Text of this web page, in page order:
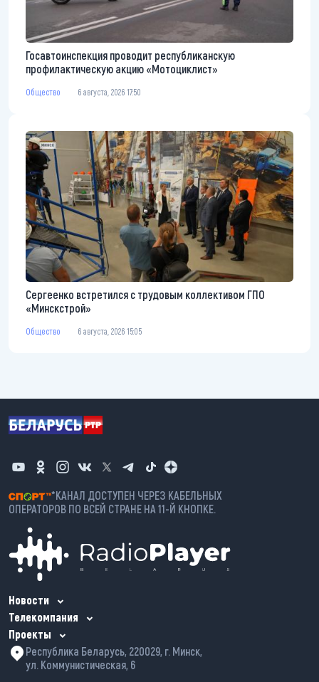
Госавтоинспекция проводит республиканскую
профилактическую акцию «Мотоциклист»
Общество 6 августа, 2026 17:50
Сергеенко встретился с трудовым коллективом ГПО
«Минскстрой»
Общество 6 августа, 2026 15:05
*КАНАЛ ДОСТУПЕН ЧЕРЕЗ КАБЕЛЬНЫХ
ОПЕРАТОРОВ ПО ВСЕЙ СТРАНЕ НА 11-Й КНОПКЕ.
Новости
Телекомпания
Проекты
Республика Беларусь, 220029, г. Минск,
ул. Коммунистическая, 6